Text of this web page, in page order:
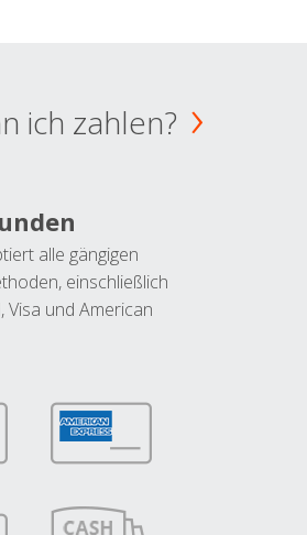
ich zahlen?
alle gängigen
einschließlich
Visa und American